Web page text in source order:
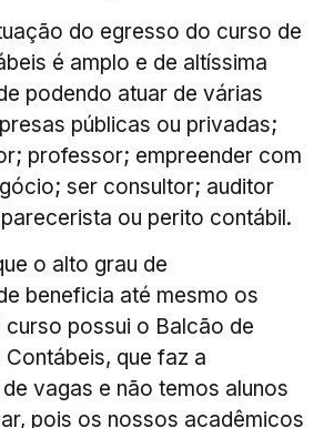
do egresso do curso de
é amplo e de altíssima
podendo atuar de várias
públicas ou privadas;
professor; empreender com
ser consultor; auditor
ou perito contábil.
o alto grau de
beneficia até mesmo os
curso possui o Balcão de
que faz a
vagas e não temos alunos
pois os nossos acadêmicos